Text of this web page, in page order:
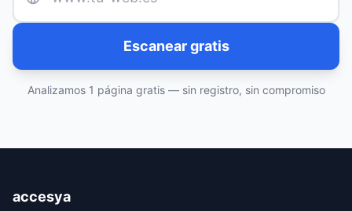
Escanear gratis
Analizamos 1 página gratis — sin registro, sin compromiso
accesya